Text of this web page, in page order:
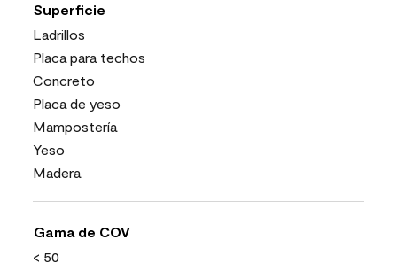
Superficie
Ladrillos
Placa para techos
Concreto
Placa de yeso
Mampostería
Yeso
Madera
Gama de COV
< 50